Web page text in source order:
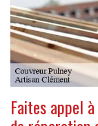
Faites appel